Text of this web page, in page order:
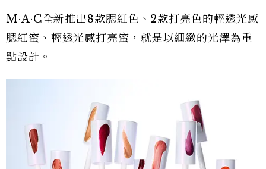
M·A·C全新推出8款腮紅色、2款打亮色的輕透光感
腮紅蜜、輕透光感打亮蜜，就是以細緻的光澤為重
點設計。